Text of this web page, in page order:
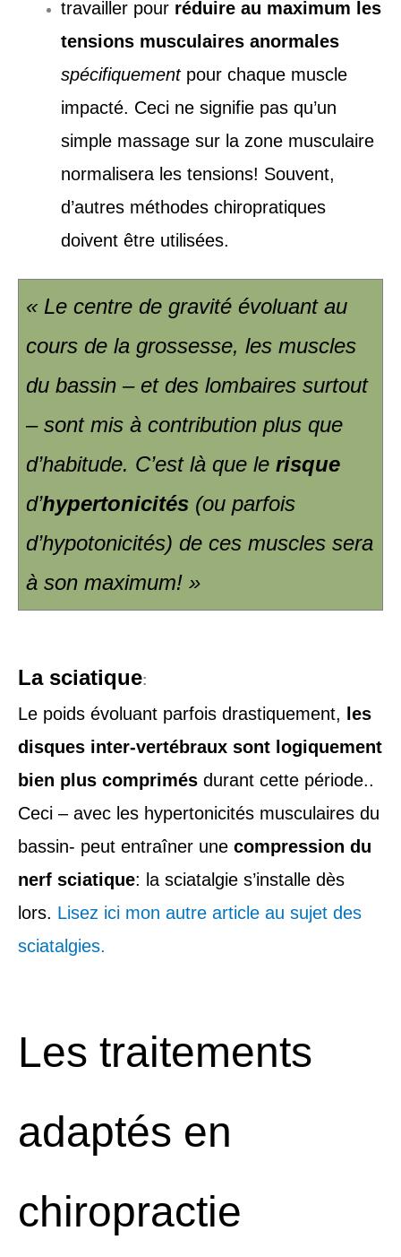
travailler pour réduire au maximum les
tensions musculaires anormales
spécifiquementpour chaque muscle
impacté. Ceci ne signifie pas qu’un
simple massage sur la zone musculaire
normalisera les tensions! Souvent,
d’autres méthodes chiropratiques
doivent être utilisées.
« Le centre de gravité évoluant au
cours de la grossesse, les muscles
du bassin – et des lombaires surtout
– sont mis à contribution plus que
d’habitude. C’est là que le risque
d’hypertonicités (ou parfois
d’hypotonicités) de ces muscles sera
à son maximum! »
La sciatique:
Le poids évoluant parfois drastiquement,
les
disques inter-vertébraux sont logiquement
bien plus comprimés durant cette période..
Ceci – avec les hypertonicités musculaires du
bassin- peut entraîner une compression du
nerf sciatique: la sciatalgie s’installe dès
lors. Lisez ici mon autre article au sujet des
sciatalgies.
Les traitements
adaptés en
chiropractie